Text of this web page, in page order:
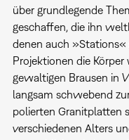
über grundlegende
geschaffen, die ihn
denen auch
Projektionen die
gewaltigen Brausen in
langsam schwebend
polierten Granitplatten
verschiedenen Alters